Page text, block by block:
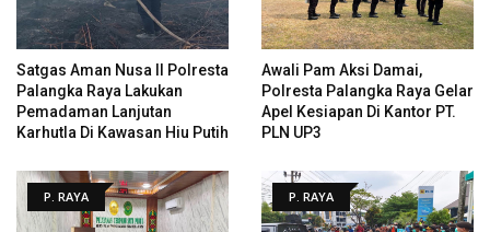
Satgas Aman Nusa II Polresta
Palangka Raya Lakukan
Pemadaman Lanjutan
Karhutla Di Kawasan Hiu Putih
Awali Pam Aksi Damai,
Polresta Palangka Raya Gelar
Apel Kesiapan Di Kantor PT.
PLN UP3
P. RAYA P. RAYA